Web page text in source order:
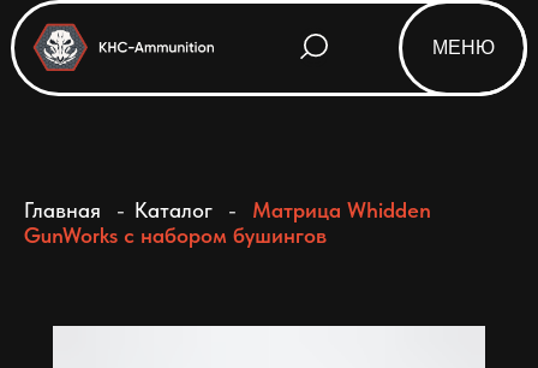
МЕНЮ
Html code will be here
Главная - Каталог -
Матрица Whidden
GunWorks с набором бушингов